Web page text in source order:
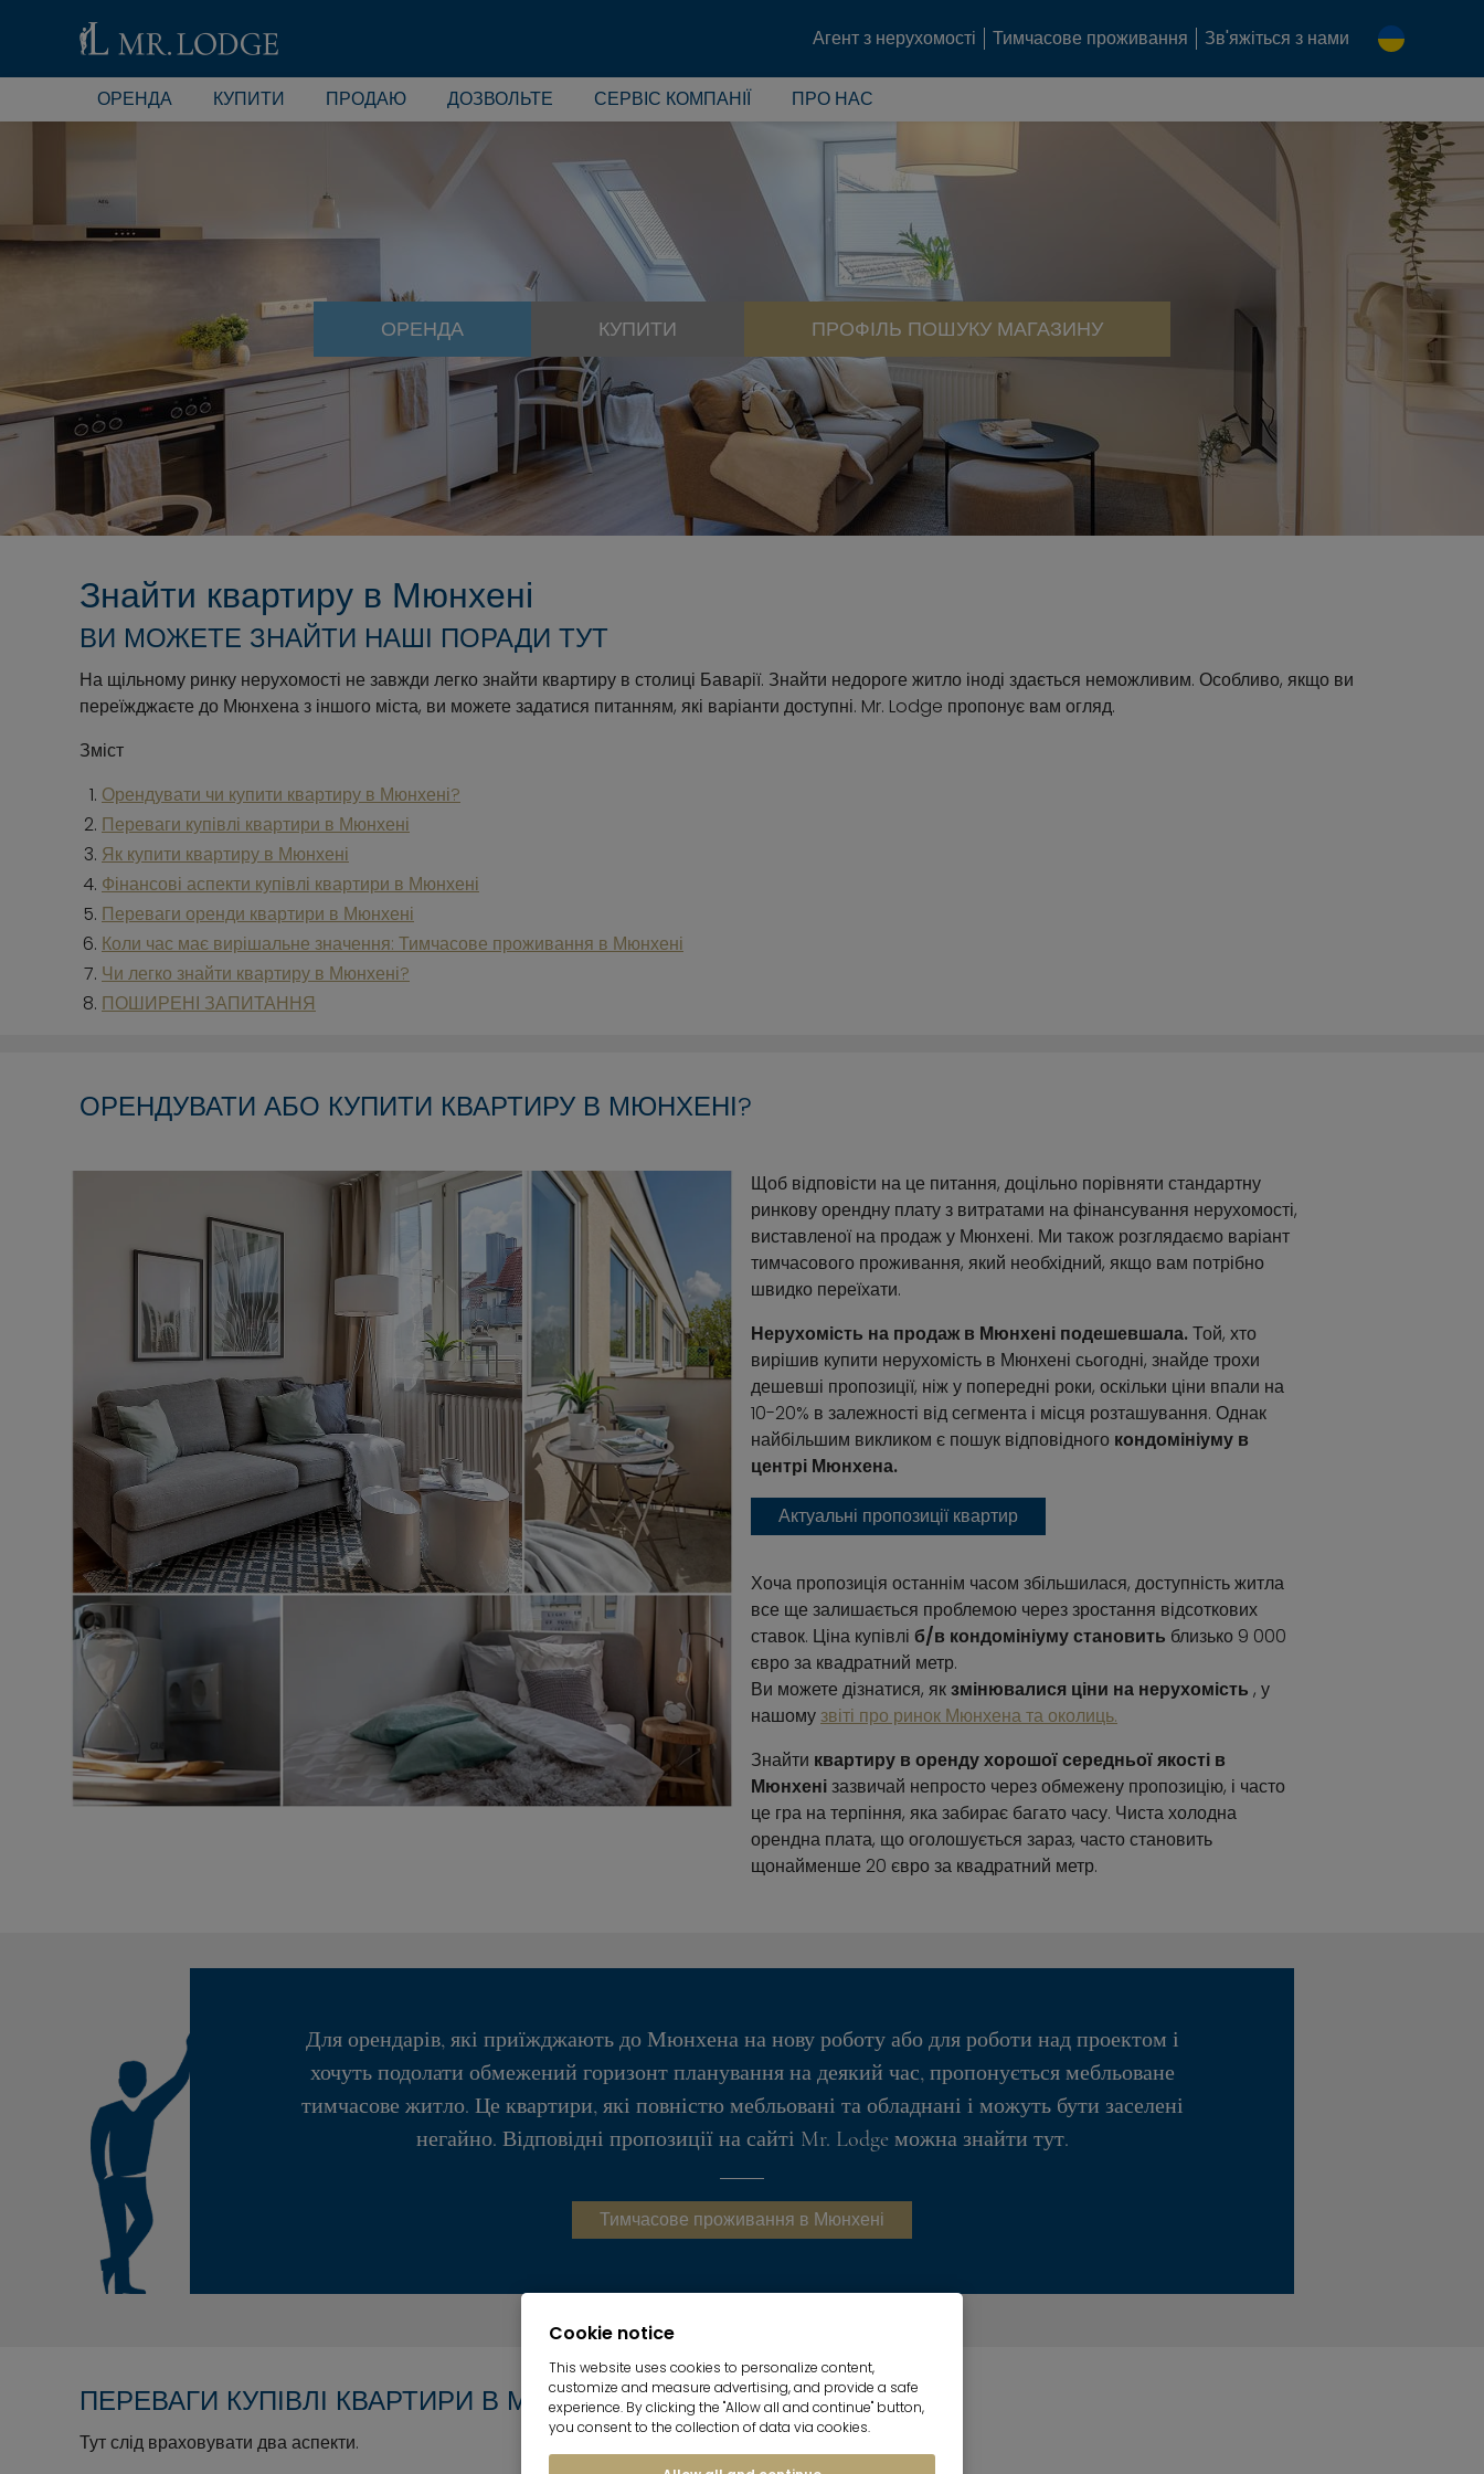
Агент з нерухомості Тимчасове проживання Зв'яжіться з нами
ОРЕНДА КУПИТИ ПРОДАЮ ДОЗВОЛЬТЕ СЕРВІС КОМПАНІЇ ПРО НАС
ОРЕНДА КУПИТИ ПРОФІЛЬ ПОШУКУ МАГАЗИНУ
Знайти квартиру в Мюнхені
ВИ МОЖЕТЕ ЗНАЙТИ НАШІ ПОРАДИ ТУТ
На щільному ринку нерухомості не завжди легко знайти квартиру в столиці Баварії. Знайти недороге житло іноді здається неможливим. Особливо, якщо ви
переїжджаєте до Мюнхена з іншого міста, ви можете задатися питанням, які варіанти доступні. Mr. Lodge пропонує вам огляд.
Зміст
Орендувати чи купити квартиру в Мюнхені?
Переваги купівлі квартири в Мюнхені
Як купити квартиру в Мюнхені
Фінансові аспекти купівлі квартири в Мюнхені
Переваги оренди квартири в Мюнхені
Коли час має вирішальне значення: Тимчасове проживання в Мюнхені
Чи легко знайти квартиру в Мюнхені?
ПОШИРЕНІ ЗАПИТАННЯ
ОРЕНДУВАТИ АБО КУПИТИ КВАРТИРУ В МЮНХЕНІ?
Щоб відповісти на це питання, доцільно порівняти стандартну
ринкову орендну плату з витратами на фінансування нерухомості,
виставленої на продаж у Мюнхені. Ми також розглядаємо варіант
тимчасового проживання, який необхідний, якщо вам потрібно
швидко переїхати.
Нерухомість на продаж в Мюнхені подешевшала.Той, хто
вирішив купити нерухомість в Мюнхені сьогодні, знайде трохи
дешевші пропозиції, ніж у попередні роки, оскільки ціни впали на
10-20% в залежності від сегмента і місця розташування. Однак
найбільшим викликом є пошук відповідного кондомініуму в
центрі Мюнхена.
Актуальні пропозиції квартир
Хоча пропозиція останнім часом збільшилася, доступність житла
все ще залишається проблемою через зростання відсоткових
ставок. Ціна купівлі б/в кондомініуму становить близько 9 000
євро за квадратний метр.
Ви можете дізнатися, якзмінювалися ціни на нерухомість , у
нашому звіті про ринок Мюнхена та околиць.
Знайти квартиру в оренду хорошої середньої якості в
Мюнхенізазвичай непросто через обмежену пропозицію, і часто
це гра на терпіння, яка забирає багато часу. Чиста холодна
орендна плата, що оголошується зараз, часто становить
щонайменше 20 євро за квадратний метр.
Для орендарів, які приїжджають до Мюнхена на нову роботу або для роботи над проектом і
хочуть подолати обмежений горизонт планування на деякий час, пропонується мебльоване
тимчасове житло. Це квартири, які повністю мебльовані та обладнані і можуть бути заселені
негайно. Відповідні пропозиції на сайті Mr. Lodge можна знайти тут.
Тимчасове проживання в Мюнхені
ПЕРЕВАГИ КУПІВЛІ КВАРТИРИ В МЮНХЕНІ
Тут слід враховувати два аспекти.
Cookie notice
This website uses cookies to personalize content,
customize and measure advertising, and provide a safe
experience. By clicking the "Allow all and continue" button,
you consent to the collection of data via cookies.